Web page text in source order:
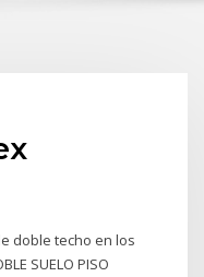
doble techo en los
SUELO PISO